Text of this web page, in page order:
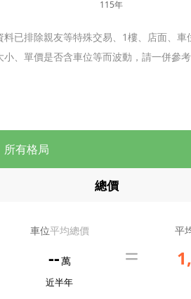
115年
已排除親友等特殊交易、1樓、店面、車
、單價是否含車位等而波動，請一併參
所有格局
總價
車位平均總價
--萬
近半年
平